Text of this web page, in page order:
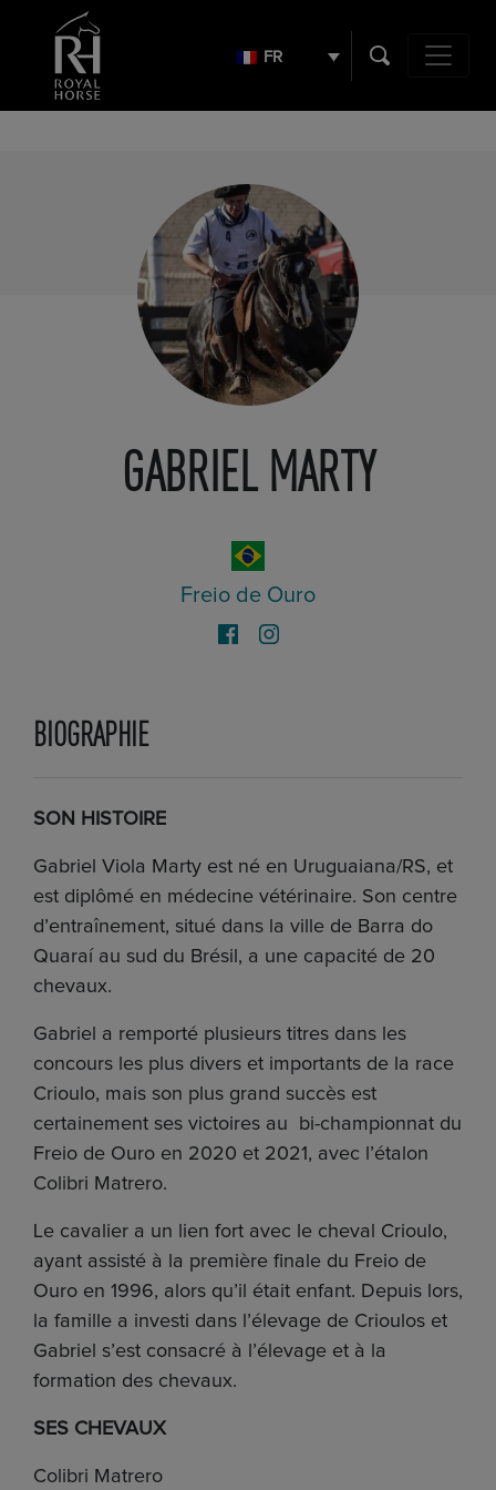
FR
GABRIEL MARTY
Freio de Ouro
BIOGRAPHIE
SON HISTOIRE
Gabriel Viola Marty est né en Uruguaiana/RS, et
est diplômé en médecine vétérinaire. Son centre
d’entraînement, situé dans la ville de Barra do
Quaraí au sud du Brésil, a une capacité de 20
chevaux.
Gabriel a remporté plusieurs titres dans les
concours les plus divers et importants de la race
Crioulo, mais son plus grand succès est
certainement ses victoires au bi-championnat du
Freio de Ouro en 2020 et 2021, avec l’étalon
Colibri Matrero.
Le cavalier a un lien fort avec le cheval Crioulo,
ayant assisté à la première finale du Freio de
Ouro en 1996, alors qu’il était enfant. Depuis lors,
la famille a investi dans l’élevage de Crioulos et
Gabriel s’est consacré à l’élevage et à la
formation des chevaux.
SES CHEVAUX
Colibri Matrero